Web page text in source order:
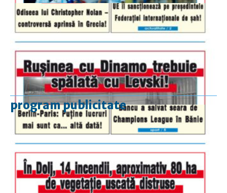
program publicitate
luni-vineri
9.00 - 17.00
duminică
9.00 - 12.00